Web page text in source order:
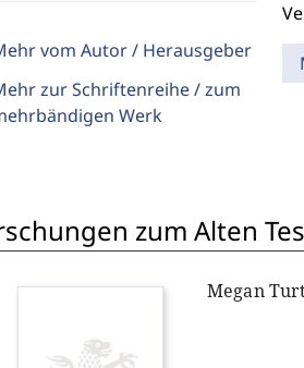
vom Autor / Herausgeber
zur Schriftenreihe / zum
Werk
zum Alten
Megan